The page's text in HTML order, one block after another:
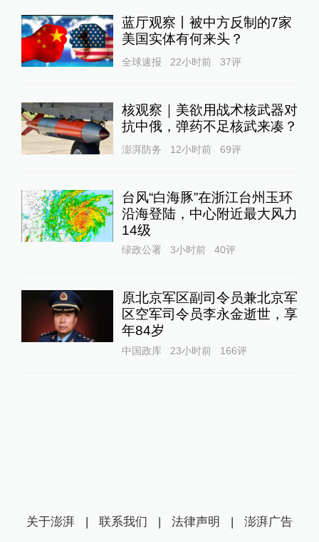
蓝厅观察丨被中方反制的7家
美国实体有何来头？
全球速报 22小时前 37评
核观察｜美欲用战术核武器对
抗中俄，弹药不足核武来凑？
澎湃防务 12小时前 69评
台风“白海豚”在浙江台州玉环
沿海登陆，中心附近最大风力
14级
绿政公署 3小时前 40评
原北京军区副司令员兼北京军
区空军司令员李永金逝世，享
年84岁
中国政库 23小时前 166评
关于澎湃 | 联系我们 | 法律声明 | 澎湃广告